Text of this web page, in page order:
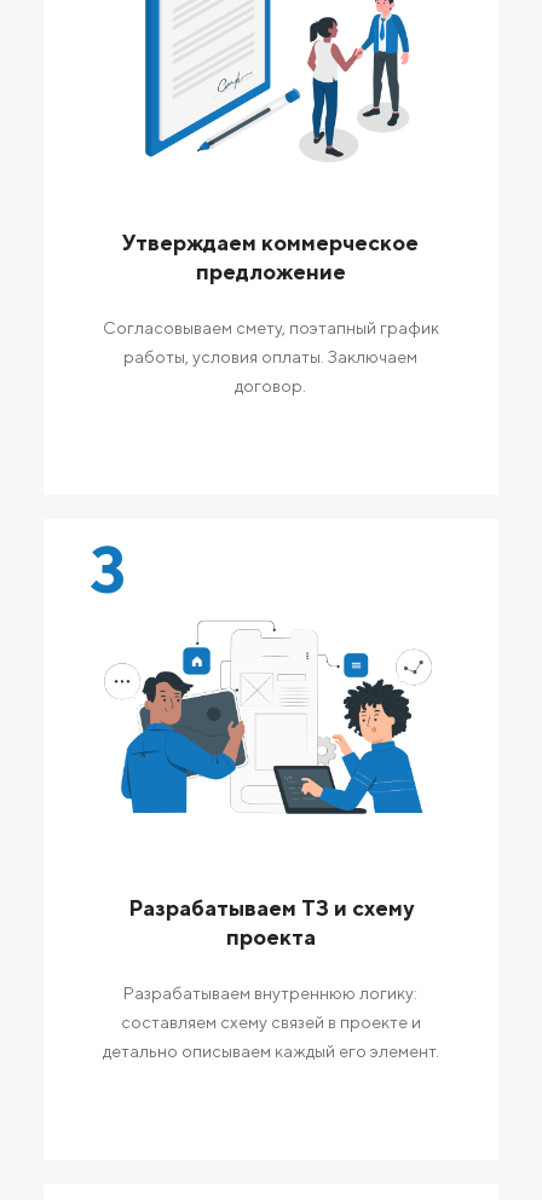
Утверждаем коммерческое
предложение
Согласовываем смету, поэтапный график
работы, условия оплаты. Заключаем
договор.
3
Разрабатываем ТЗ и схему
проекта
Разрабатываем внутреннюю логику:
составляем схему связей в проекте и
детально описываем каждый его элемент.